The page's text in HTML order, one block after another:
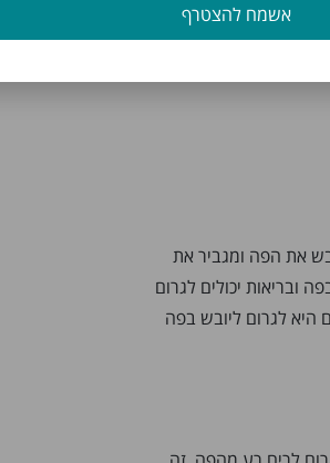
את הפה ומגביר את
ובריאות יכולים לגרום
היא לגרום ליובש בפה
אשמח להצטרף